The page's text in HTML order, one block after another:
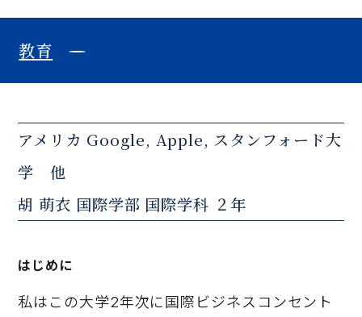
教育
アメリカ Google, Apple, スタンフォード大
学 他
胡 萌衣 国際学部 国際学科 ２年
はじめに
私はこの大学2年次に国際ビジネスコンセント